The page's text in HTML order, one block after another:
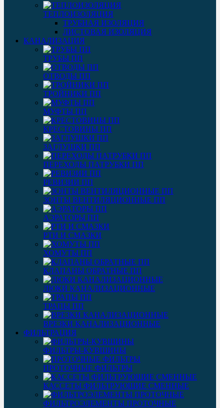
ТЕПЛОИЗОЛЯЦИЯ
ТРУБНАЯ ИЗОЛЯЦИЯ
ЛИСТОВАЯ ИЗОЛЯЦИЯ
КАНАЛИЗАЦИЯ
ТРУБЫ ПП
ОТВОДЫ ПП
ТРОЙНИКИ ПП
МУФТЫ ПП
КРЕСТОВИНЫ ПП
ЗАГЛУШКИ ПП
ПЕРЕХОДЫ ПАТРУБКИ ПП
РЕВИЗИИ ПП
ЗОНТЫ ВЕНТИЛЯЦИОННЫЕ ПП
АЭРАТОРЫ ПП
РТИ И СМАЗКИ
ХОМУТЫ ПП
КЛАПАНЫ ОБРАТНЫЕ ПП
ЛЮКИ КАНАЛИЗАЦИОННЫЕ
ТРАПЫ ПП
ВРЕЗКИ КАНАЛИЗАЦИОННЫЕ
ФИЛЬТРАЦИЯ
ФИЛЬТРЫ-КУВШИНЫ
ПРОТОЧНЫЕ ФИЛЬТРЫ
КАССЕТЫ ФИЛЬТРУЮЩИЕ СМЕННЫЕ
ФИЛЬТРОЭЛЕМЕНТЫ ПРОТОЧНЫЕ